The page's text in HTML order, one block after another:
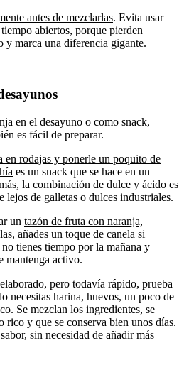
antes de mezclarlas. Evita usar
abiertos, porque pierden
y marca una diferencia gigante.
en el desayuno o como snack,
es fácil de preparar.
en rodajas y ponerle un poquito de
es un snack que se hace en un
la combinación de dulce y ácido es
lejos de galletas o dulces industriales.
un tazón de fruta con naranja,
añades un toque de canela si
tienes tiempo por la mañana y
mantenga activo.
pero todavía rápido, prueba
necesitas harina, huevos, un poco de
Se mezclan los ingredientes, se
rico y que se conserva bien unos días.
sin necesidad de añadir más